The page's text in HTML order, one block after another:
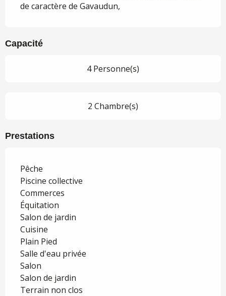
de caractère de Gavaudun,
Capacité
4 Personne(s)
2 Chambre(s)
Prestations
Pêche
Piscine collective
Commerces
Équitation
Salon de jardin
Cuisine
Plain Pied
Salle d'eau privée
Salon
Salon de jardin
Terrain non clos